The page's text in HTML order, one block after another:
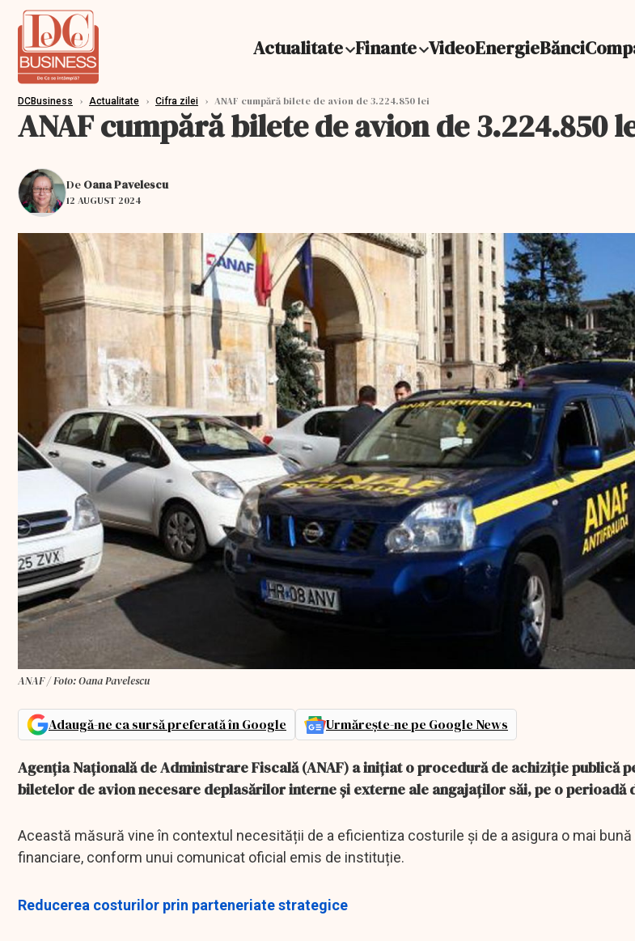
Actualitate Finante VideoEnergieBănci
DCBusiness › Actualitate › Cifra zilei › ANAF cumpără bilete de avion de 3.224.850 lei
ANAF cumpără bilete de avion de 3.224.850
De Oana Pavelescu
12 AUGUST 2024
ANAF / Foto: Oana Pavelescu
Adaugă-ne ca sursă preferată în Google Urmărește-ne pe Google News
Agenția Națională de Administrare Fiscală (ANAF) a inițiat o procedură de achiziție publică
biletelor de avion necesare deplasărilor interne și externe ale angajaților săi, pe o perioadă
Această măsură vine în contextul necesității de a eficientiza costurile și de a asigura o mai
financiare, conform unui comunicat oficial emis de instituție.
Reducerea costurilor prin parteneriate strategice